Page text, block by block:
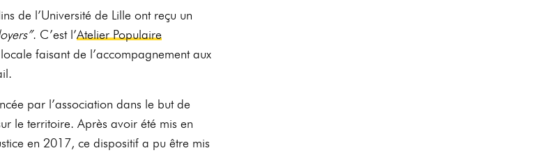
de l’Université de Lille ont reçu un
. C’est l’Atelier Populaire
faisant de l’accompagnement aux
par l’association dans le but de
le territoire. Après avoir été mis en
en 2017, ce dispositif a pu être mis